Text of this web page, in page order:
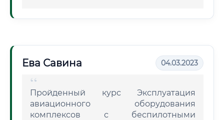
Ева Савина 04.03.2023
Пройденный курс Эксплуатация
авиационного оборудования
комплексов с беспилотными